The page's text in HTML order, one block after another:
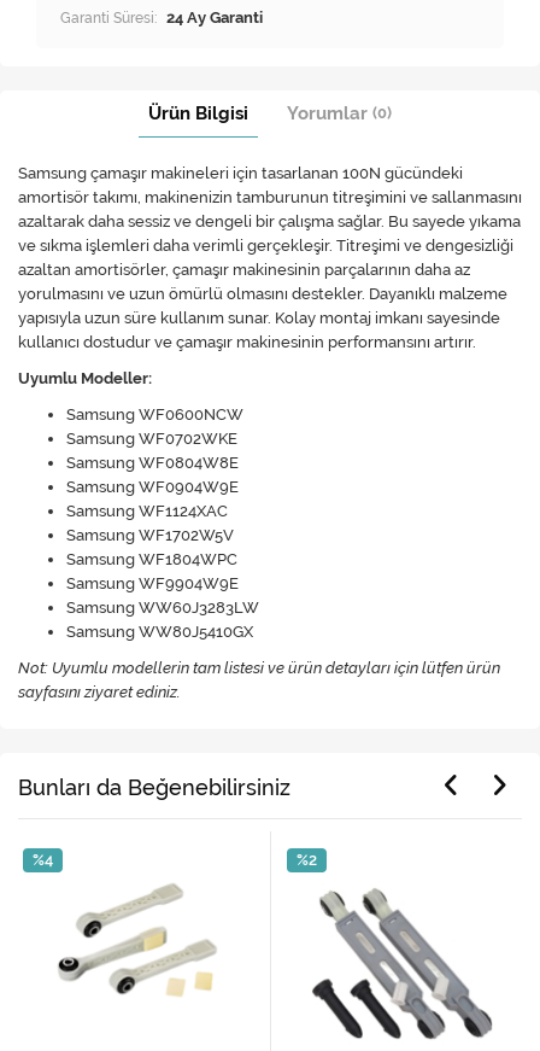
Garanti Süresi: 24 Ay Garanti
Ürün Bilgisi Yorumlar (0)
Samsung çamaşır makineleri için tasarlanan 100N gücündeki
amortisör takımı, makinenizin tamburunun titreşimini ve sallanmasını
azaltarak daha sessiz ve dengeli bir çalışma sağlar. Bu sayede yıkama
ve sıkma işlemleri daha verimli gerçekleşir. Titreşimi ve dengesizliği
azaltan amortisörler, çamaşır makinesinin parçalarının daha az
yorulmasını ve uzun ömürlü olmasını destekler. Dayanıklı malzeme
yapısıyla uzun süre kullanım sunar. Kolay montaj imkanı sayesinde
kullanıcı dostudur ve çamaşır makinesinin performansını artırır.
Uyumlu Modeller:
Samsung WF0600NCW
Samsung WF0702WKE
Samsung WF0804W8E
Samsung WF0904W9E
Samsung WF1124XAC
Samsung WF1702W5V
Samsung WF1804WPC
Samsung WF9904W9E
Samsung WW60J3283LW
Samsung WW80J5410GX
Not: Uyumlu modellerin tam listesi ve ürün detayları için lütfen ürün
sayfasını ziyaret ediniz.
Bunları da Beğenebilirsiniz
%4 %2